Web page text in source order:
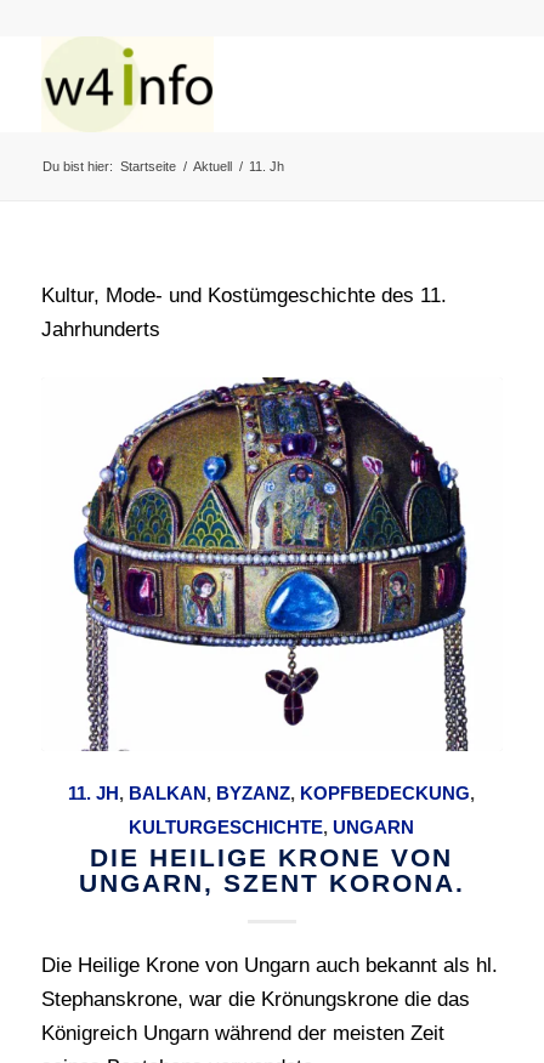
Du bist hier: Startseite / Aktuell / 11. Jh
Kultur, Mode- und Kostümgeschichte des 11.
Jahrhunderts
11. JH, BALKAN, BYZANZ, KOPFBEDECKUNG,
KULTURGESCHICHTE,UNGARN
DIE HEILIGE KRONE VON
UNGARN, SZENT KORONA.
Die Heilige Krone von Ungarn auch bekannt als hl.
Stephanskrone, war die Krönungskrone die das
Königreich Ungarn während der meisten Zeit